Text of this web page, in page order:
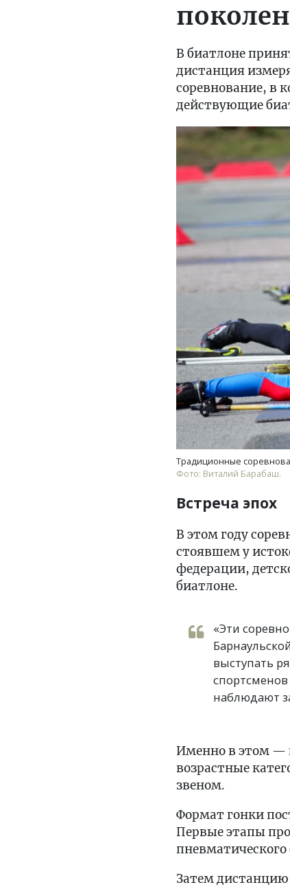
В биатлоне
дистанция
соревнование, в
действующие
Традиционные
Фото: Виталий Барабаш.
Встреча эпох
В этом году
стоявшем у
федерации,
биатлоне.
«Эти
выступать
наблюдают
Именно в этом —
возрастные
звеном.
Формат гонки
Первые этапы
Затем